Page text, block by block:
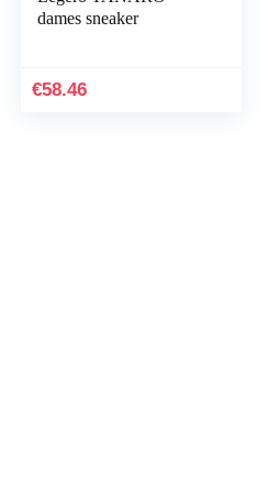
dames sneaker
€58.46